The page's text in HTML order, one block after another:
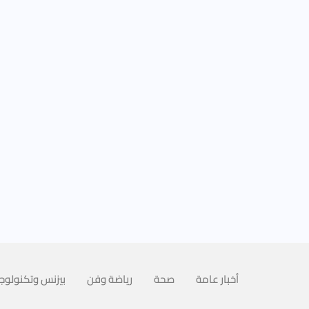
أخبار عامة صحة رياضة وفن بيزنس